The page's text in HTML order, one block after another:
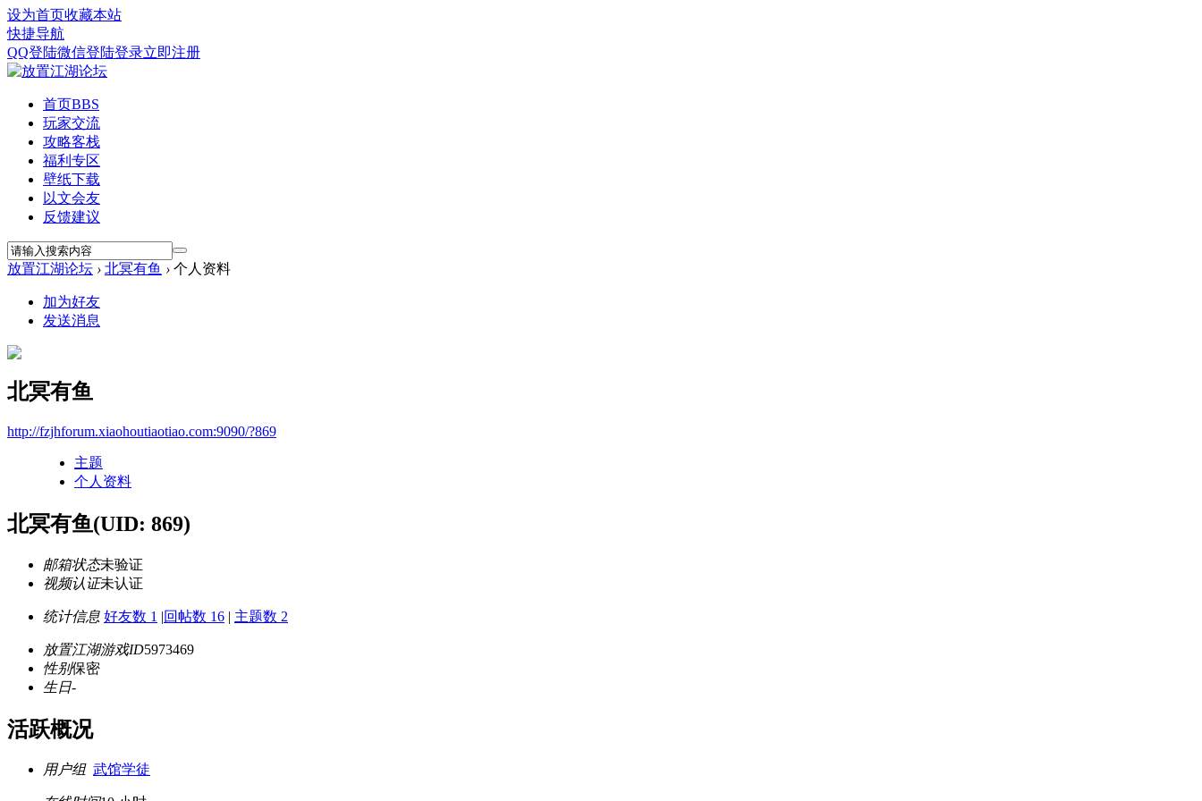
设为首页收藏本站
快捷导航
QQ登陆微信登陆登录立即注册
首页BBS
玩家交流
攻略客栈
福利专区
壁纸下载
以文会友
反馈建议
放置江湖论坛 › 北冥有鱼 › 个人资料
加为好友
发送消息
北冥有鱼
http://fzjhforum.xiaohoutiaotiao.com:9090/?869
主题
个人资料
北冥有鱼(UID: 869)
邮箱状态未验证
视频认证未认证
统计信息 好友数 1 |回帖数 16 | 主题数 2
放置江湖游戏ID5973469
性别保密
生日-
活跃概况
用户组 武馆学徒